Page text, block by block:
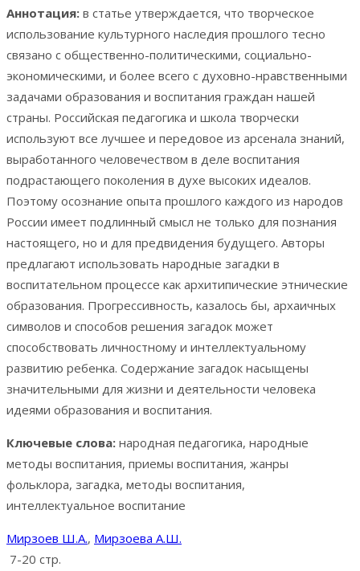
Аннотация: в статье утверждается, что творческое
использование культурного наследия прошлого тесно
связано с общественно-политическими, социально-
экономическими, и более всего с духовно-нравственными
задачами образования и воспитания граждан нашей
страны. Российская педагогика и школа творчески
используют все лучшее и передовое из арсенала знаний,
выработанного человечеством в деле воспитания
подрастающего поколения в духе высоких идеалов.
Поэтому осознание опыта прошлого каждого из народов
России имеет подлинный смысл не только для познания
настоящего, но и для предвидения будущего. Авторы
предлагают использовать народные загадки в
воспитательном процессе как архитипические этнические
образования. Прогрессивность, казалось бы, архаичных
символов и способов решения загадок может
способствовать личностному и интеллектуальному
развитию ребенка. Содержание загадок насыщены
значительными для жизни и деятельности человека
идеями образования и воспитания.
Ключевые слова: народная педагогика, народные
методы воспитания, приемы воспитания, жанры
фольклора, загадка, методы воспитания,
интеллектуальное воспитание
Мирзоев Ш.А., Мирзоева А.Ш.
7-20 стр.